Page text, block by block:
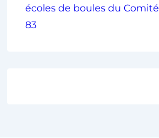
écoles de boules du Comité
83